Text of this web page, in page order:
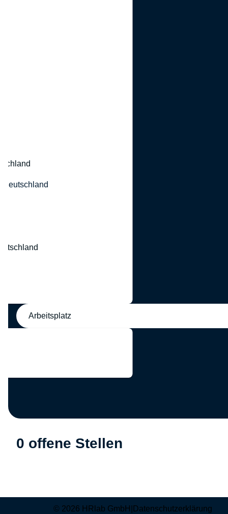
Arbeitsplatz
0 offene Stellen
© 2026 HRlab GmbH Datenschutzerklärung